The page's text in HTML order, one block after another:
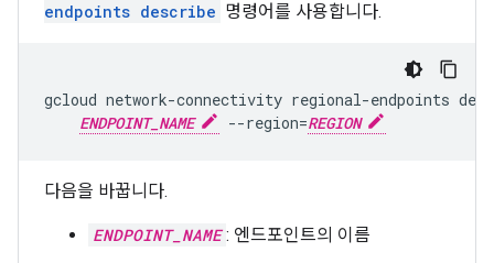
endpoints describe 명령어를 사용합니다.
gcloud network-connectivity regional-endpoints
ENDPOINT_NAME
--region=REGION
다음을 바꿉니다.
ENDPOINT_NAME : 엔드포인트의 이름